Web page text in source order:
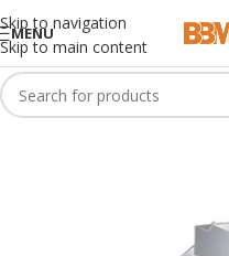
Skip to navigation
Skip to main content
MENU